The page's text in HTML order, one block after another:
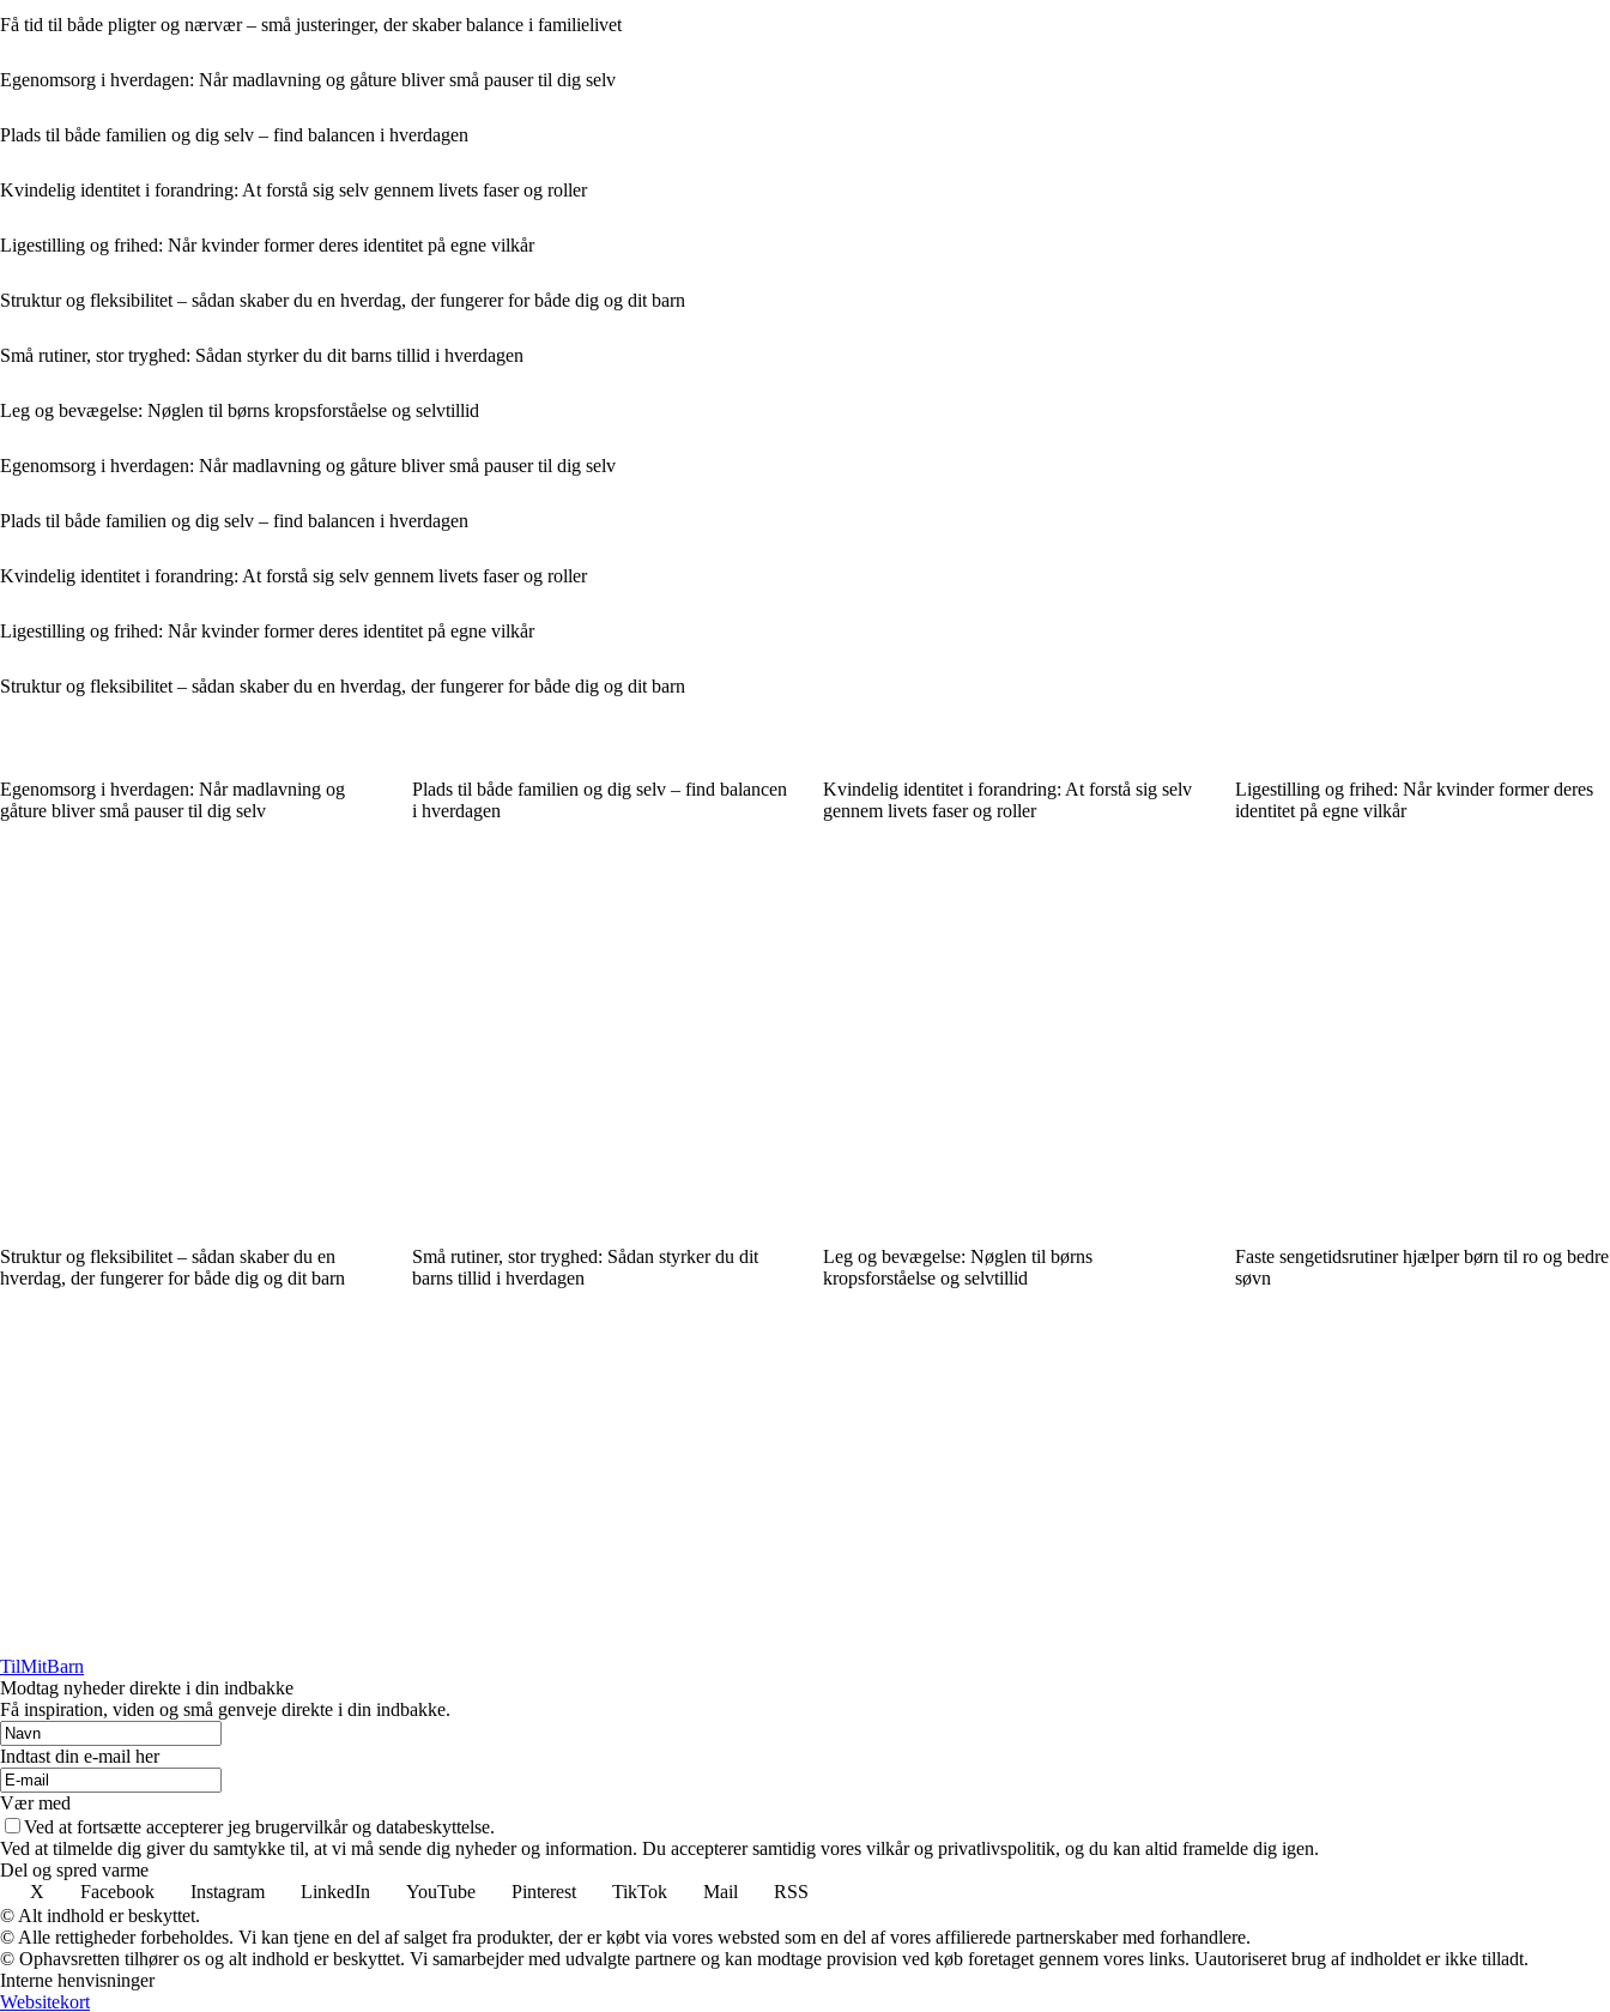
Få tid til både pligter og nærvær – små justeringer, der skaber balance i familielivet
Egenomsorg i hverdagen: Når madlavning og gåture bliver små pauser til dig selv
Plads til både familien og dig selv – find balancen i hverdagen
Kvindelig identitet i forandring: At forstå sig selv gennem livets faser og roller
Ligestilling og frihed: Når kvinder former deres identitet på egne vilkår
Struktur og fleksibilitet – sådan skaber du en hverdag, der fungerer for både dig og dit barn
Små rutiner, stor tryghed: Sådan styrker du dit barns tillid i hverdagen
Leg og bevægelse: Nøglen til børns kropsforståelse og selvtillid
Egenomsorg i hverdagen: Når madlavning og gåture bliver små pauser til dig selv
Plads til både familien og dig selv – find balancen i hverdagen
Kvindelig identitet i forandring: At forstå sig selv gennem livets faser og roller
Ligestilling og frihed: Når kvinder former deres identitet på egne vilkår
Struktur og fleksibilitet – sådan skaber du en hverdag, der fungerer for både dig og dit barn
Egenomsorg i hverdagen: Når madlavning og
gåture bliver små pauser til dig selv
Plads til både familien og dig selv – find balancen
i hverdagen
Kvindelig identitet i forandring: At forstå sig selv
gennem livets faser og roller
Ligestilling og frihed: Når kvinder former deres
identitet på egne vilkår
Struktur og fleksibilitet – sådan skaber du en
hverdag, der fungerer for både dig og dit barn
Små rutiner, stor tryghed: Sådan styrker du dit
barns tillid i hverdagen
Leg og bevægelse: Nøglen til børns
kropsforståelse og selvtillid
Faste sengetidsrutiner hjælper børn til ro og bedre
søvn
TilMitBarn
Modtag nyheder direkte i din indbakke
Få inspiration, viden og små genveje direkte i din indbakke.
Indtast din e-mail her
Vær med
Ved at fortsætte accepterer jeg brugervilkår og databeskyttelse.
Ved at tilmelde dig giver du samtykke til, at vi må sende dig nyheder og information. Du accepterer samtidig vores vilkår og privatlivspolitik, og du kan altid framelde dig igen.
Del og spred varme
X
Facebook Instagram LinkedIn YouTube Pinterest TikTok Mail
RSS
© Alt indhold er beskyttet.
© Alle rettigheder forbeholdes. Vi kan tjene en del af salget fra produkter, der er købt via vores websted som en del af vores affilierede partnerskaber med forhandlere.
© Ophavsretten tilhører os og alt indhold er beskyttet. Vi samarbejder med udvalgte partnere og kan modtage provision ved køb foretaget gennem vores links. Uautoriseret brug af indholdet er ikke tilladt.
Interne henvisninger
Websitekort